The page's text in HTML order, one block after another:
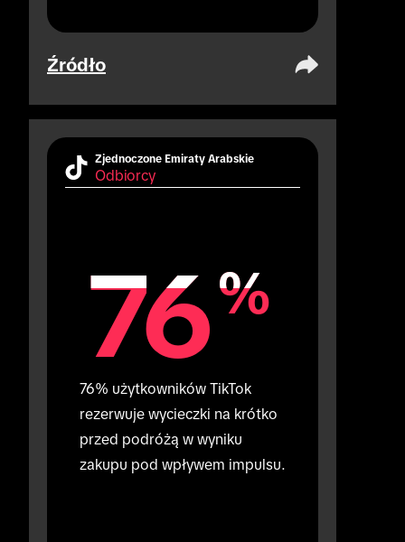
Źródło
Zjednoczone Emiraty Arabskie
Odbiorcy
76%
76%
76% użytkowników TikTok
rezerwuje wycieczki na krótko
przed podróżą w wyniku
zakupu pod wpływem impulsu.